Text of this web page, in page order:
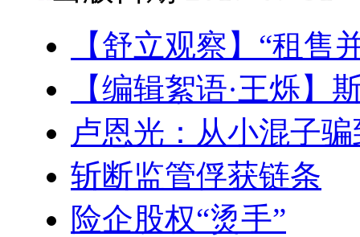
【舒立观察】“租售
【编辑絮语·王烁】
卢恩光：从小混子
斩断监管俘获链条
险企股权“烫手”